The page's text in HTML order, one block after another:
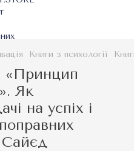
Книги з психології
«Принцип
Як
на успіх і